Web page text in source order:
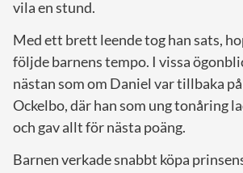
vila en stund.
Med ett brett leende tog han sats,
följde barnens tempo. I vissa
nästan som om Daniel var tillbaka
Ockelbo, där han som ung tonåring
och gav allt för nästa poäng.
Barnen verkade snabbt köpa